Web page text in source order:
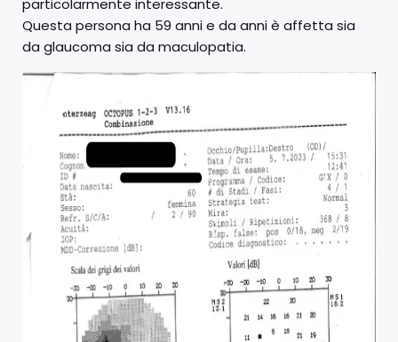
particolarmente interessante.
Questa persona ha 59 anni e da anni è affetta sia
da glaucoma sia da maculopatia.